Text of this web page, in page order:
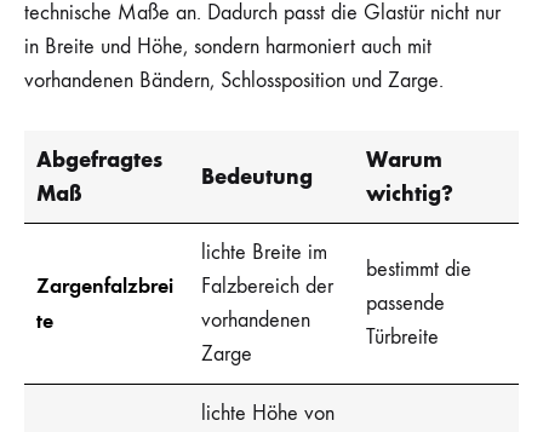
technische Maße an. Dadurch passt die Glastür nicht nur
in Breite und Höhe, sondern harmoniert auch mit
vorhandenen Bändern, Schlossposition und Zarge.
Abgefragtes
Maß
Bedeutung
Warum
wichtig?
Zargenfalzbrei
te
lichte Breite im
Falzbereich der
vorhandenen
Zarge
bestimmt die
passende
Türbreite
lichte Höhe von